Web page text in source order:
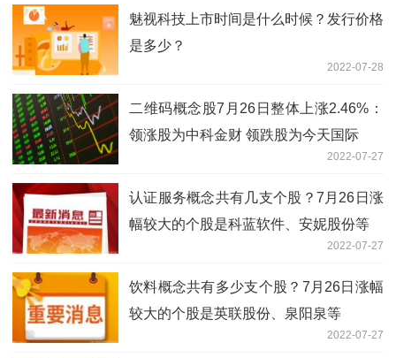
魅视科技上市时间是什么时候？发行价格
是多少？
2022-07-28
二维码概念股7月26日整体上涨2.46%：
领涨股为中科金财 领跌股为今天国际
2022-07-27
认证服务概念共有几支个股？7月26日涨
幅较大的个股是科蓝软件、安妮股份等
2022-07-27
饮料概念共有多少支个股？7月26日涨幅
较大的个股是英联股份、泉阳泉等
2022-07-27